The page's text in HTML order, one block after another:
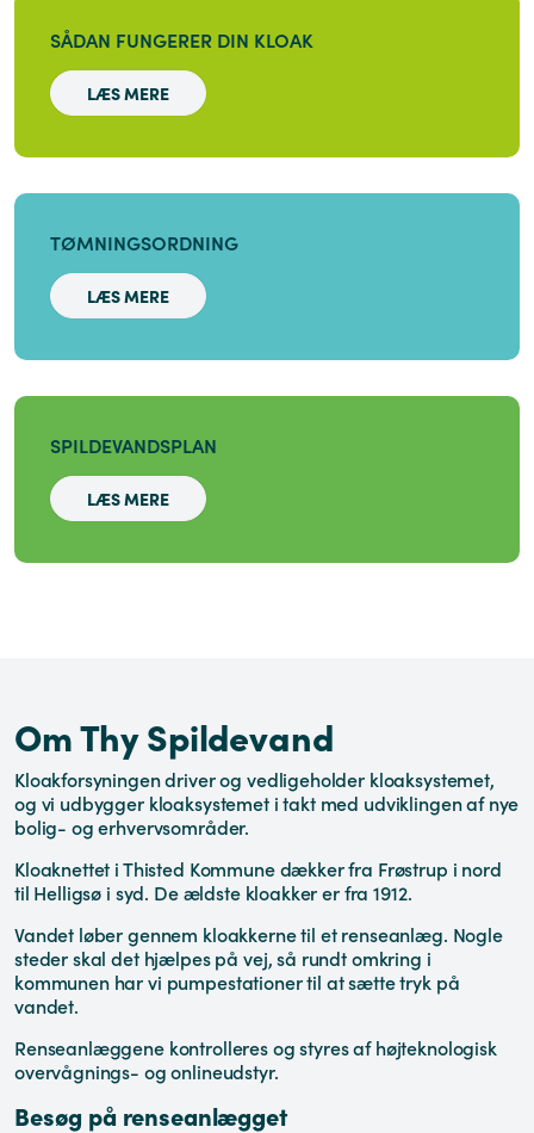
SÅDAN FUNGERER DIN KLOAK
LÆS MERE
TØMNINGSORDNING
LÆS MERE
SPILDEVANDSPLAN
LÆS MERE
Om Thy Spildevand
Kloakforsyningen driver og vedligeholder kloaksystemet,
og vi udbygger kloaksystemet i takt med udviklingen af nye
bolig- og erhvervsområder.
Kloaknettet i Thisted Kommune dækker fra Frøstrup i nord
til Helligsø i syd. De ældste kloakker er fra 1912.
Vandet løber gennem kloakkerne til et renseanlæg. Nogle
steder skal det hjælpes på vej, så rundt omkring i
kommunen har vi pumpestationer til at sætte tryk på
vandet.
Renseanlæggene kontrolleres og styres af højteknologisk
overvågnings- og onlineudstyr.
Besøg på renseanlægget